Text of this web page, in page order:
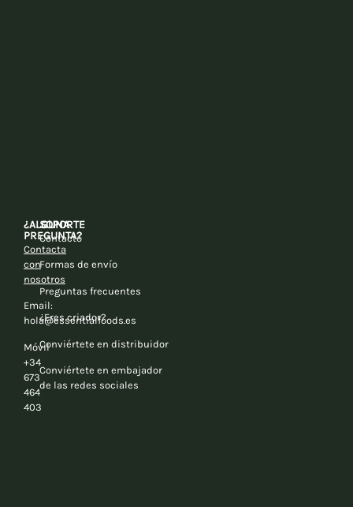
¿ALGUNA
PREGUNTA?
Contacta
con
nosotros
Email:
hola@essentialfoods.es
Móvil
+34
673
464
403
SOPORTE
Contacto
Formas de envío
Preguntas frecuentes
¿Eres criador?
Conviértete en distribuidor
Conviértete en embajador
de las redes sociales